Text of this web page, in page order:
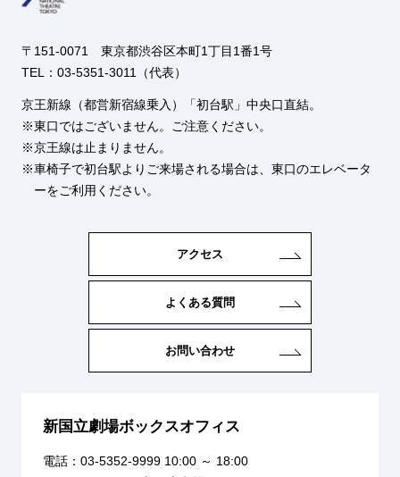
〒151-0071 東京都渋谷区本町1丁目1番1号
TEL：03-5351-3011（代表）
京王新線（都営新宿線乗入）「初台駅」中央口直結。
東口ではございません。ご注意ください。
京王線は止まりません。
車椅子で初台駅よりご来場される場合は、東口のエレベータ
ーをご利用ください。
アクセス
よくある質問
お問い合わせ
新国立劇場ボックスオフィス
電話： 03-5352-999910:00 ～ 18:00